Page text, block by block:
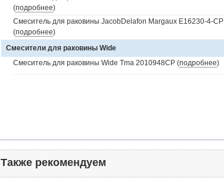
(подробнее)
Смеситель для раковины JacobDelafon Margaux E16230-4-CP
(подробнее)
Смесители для раковины Wide
Смеситель для раковины Wide Tma 2010948CP (подробнее)
Также рекомендуем